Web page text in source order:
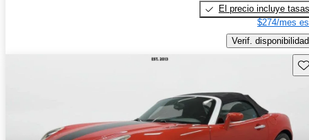
El precio incluye tasas
$274/mes
Verif. disponibilidad